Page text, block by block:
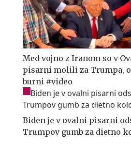
Med vojno z Iranom so v
pisarni molili za Trumpa,
burni #video
Biden je v ovalni pisarni
Trumpov gumb za dietno